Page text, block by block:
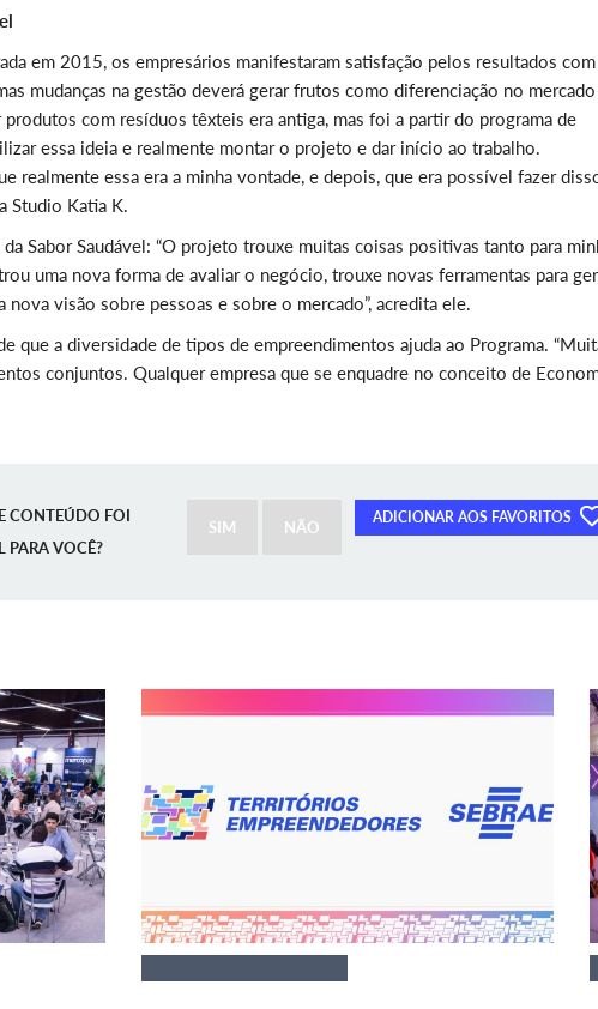
em 2015, os empresários manifestaram satisfação pelos resultados com
mudanças na gestão deverá gerar frutos como diferenciação no
com resíduos têxteis era antiga, mas foi a partir do programa de
essa ideia e realmente montar o projeto e dar início ao trabalho.
realmente essa era a minha vontade, e depois, que era possível fazer
Studio Katia K.
Sabor Saudável: “O projeto trouxe muitas coisas positivas tanto para
uma nova forma de avaliar o negócio, trouxe novas ferramentas para
nova visão sobre pessoas e sobre o mercado”, acredita ele.
que a diversidade de tipos de empreendimentos ajuda ao Programa.
conjuntos. Qualquer empresa que se enquadre no conceito de
ADICIONAR AOS FAVORITOS
CONTEÚDO FOI
PARA VOCÊ?
SIM NÃO